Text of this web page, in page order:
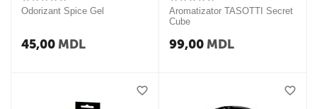
Odorizant Spice Gel
45,00 MDL
Aromatizator TASOTTI Secret
Cube
99,00 MDL